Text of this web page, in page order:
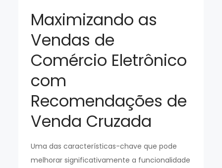
Maximizando as
Vendas de
Comércio Eletrônico
com
Recomendações de
Venda Cruzada
Uma das características-chave que pode
melhorar significativamente a funcionalidade